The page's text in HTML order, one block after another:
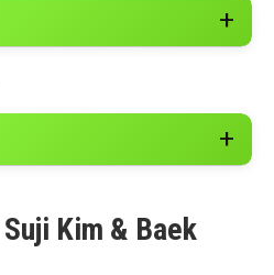
Suji Kim & Baek